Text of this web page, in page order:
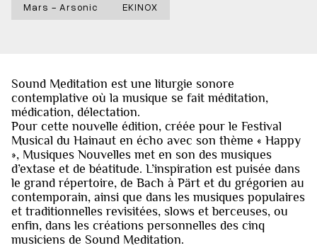
Mars - Arsonic EKINOX
Sound Meditation est une liturgie sonore
contemplative où la musique se fait méditation,
médication, délectation.
Pour cette nouvelle édition, créée pour le Festival
Musical du Hainaut en écho avec son thème « Happy
», Musiques Nouvelles met en son des musiques
d’extase et de béatitude. L’inspiration est puisée dans
le grand répertoire, de Bach à Pärt et du grégorien au
contemporain, ainsi que dans les musiques populaires
et traditionnelles revisitées, slows et berceuses, ou
enfin, dans les créations personnelles des cinq
musiciens de Sound Meditation.